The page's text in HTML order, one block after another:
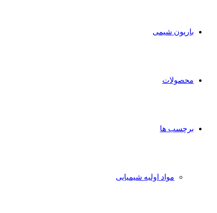
باریون شیمی
محصولات
برچسب ها
مواد اولیه شیمیایی